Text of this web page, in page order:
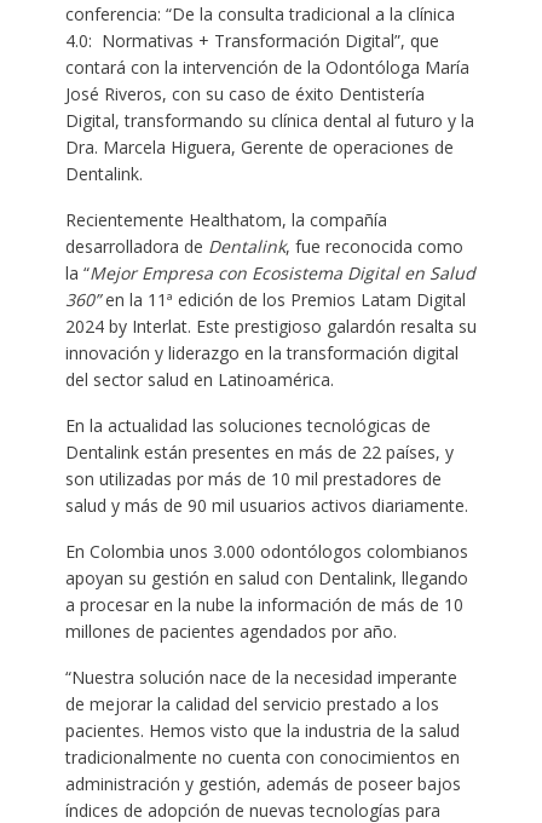
conferencia: “De la consulta tradicional a la clínica
4.0: Normativas + Transformación Digital”, que
contará con la intervención de la Odontóloga María
José Riveros, con su caso de éxito Dentistería
Digital, transformando su clínica dental al futuro y la
Dra. Marcela Higuera, Gerente de operaciones de
Dentalink.
Recientemente Healthatom, la compañía
desarrolladora de Dentalink, fue reconocida como
la “Mejor Empresa con Ecosistema Digital en Salud
360”en la 11ª edición de los Premios Latam Digital
2024 by Interlat. Este prestigioso galardón resalta su
innovación y liderazgo en la transformación digital
del sector salud en Latinoamérica.
En la actualidad las soluciones tecnológicas de
Dentalink están presentes en más de 22 países, y
son utilizadas por más de 10 mil prestadores de
salud y más de 90 mil usuarios activos diariamente.
En Colombia unos 3.000 odontólogos colombianos
apoyan su gestión en salud con Dentalink, llegando
a procesar en la nube la información de más de 10
millones de pacientes agendados por año.
“Nuestra solución nace de la necesidad imperante
de mejorar la calidad del servicio prestado a los
pacientes. Hemos visto que la industria de la salud
tradicionalmente no cuenta con conocimientos en
administración y gestión, además de poseer bajos
índices de adopción de nuevas tecnologías para